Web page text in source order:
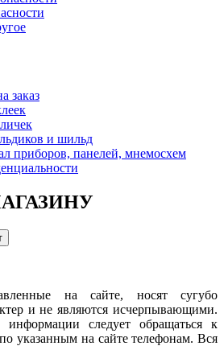
заказ
и шильд
приборов, панелей, мнемосхем
на сайте, носят сугубо
и не являются исчерпывающими.
следует обращаться к
указанным на сайте телефонам. Вся